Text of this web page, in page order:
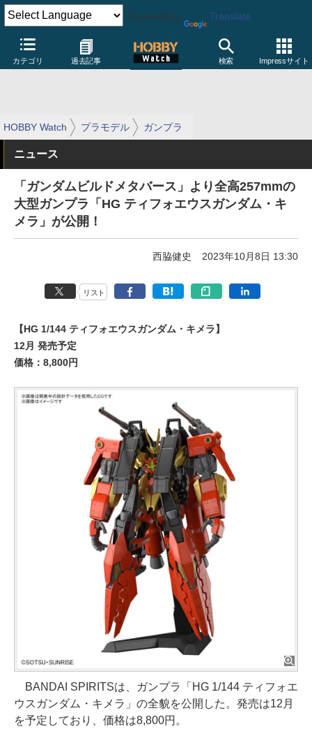
Powered by Translate
カテゴリ 過去記事 検索 Impressサイト
HOBBY Watch プラモデル ガンプラ
ニュース
「ガンダムビルドメタバース」より全高257mmの
大型ガンプラ「HG ティフォエウスガンダム・キ
メラ」が公開！
西脇健史 2023年10月8日 13:30
リスト
【HG 1/144 ティフォエウスガンダム・キメラ】
12月 発売予定
価格：8,800円
BANDAI SPIRITSは、ガンプラ「HG 1/144 ティフォエ
ウスガンダム・キメラ」の全貌を公開した。発売は12月
を予定しており、価格は8,800円。